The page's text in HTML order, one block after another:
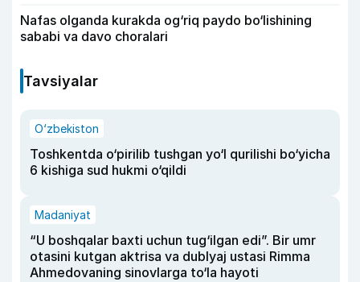
Nafas olganda kurakda og‘riq paydo bo‘lishining
sababi va davo choralari
Tavsiyalar
O‘zbekiston
Toshkentda o‘pirilib tushgan yo‘l qurilishi bo‘yicha
6 kishiga sud hukmi o‘qildi
Madaniyat
“U boshqalar baxti uchun tug‘ilgan edi”. Bir umr
otasini kutgan aktrisa va dublyaj ustasi Rimma
Ahmedovaning sinovlarga to‘la hayoti